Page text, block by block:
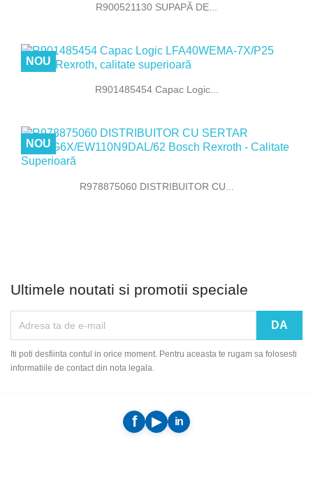
R900521130 SUPAPĂ DE...
R901485454 Capac Logic...
NOU
R978875060 DISTRIBUITOR CU...
NOU
Ultimele noutati si promotii speciale
Iti poti desfiinta contul in orice moment. Pentru aceasta te rugam sa folosesti
informatiile de contact din nota legala.